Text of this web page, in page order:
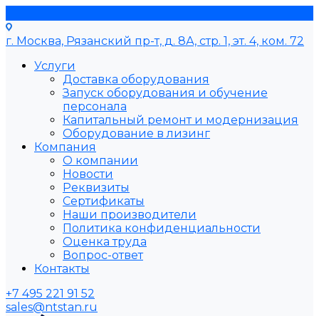
г. Москва, Рязанский пр-т, д. 8А, стр. 1, эт. 4, ком. 72
Услуги
Доставка оборудования
Запуск оборудования и обучение
персонала
Капитальный ремонт и модернизация
Оборудование в лизинг
Компания
О компании
Новости
Реквизиты
Сертификаты
Наши производители
Политика конфиденциальности
Оценка труда
Вопрос-ответ
Контакты
+7 495 221 91 52
sales@ntstan.ru